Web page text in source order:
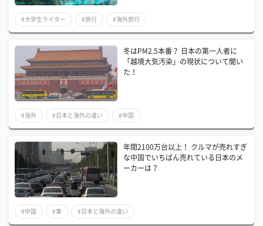
#大学生ライター #旅行 #海外旅行
冬はPM2.5本番？ 日本の第一人者に
「越境大気汚染」の現状について聞い
た！
#海外 #日本と海外の違い #中国
年間2100万台以上！ クルマが売れすぎ
な中国でいちばん売れている日本のメ
ーカーは？
#中国 #車 #日本と海外の違い